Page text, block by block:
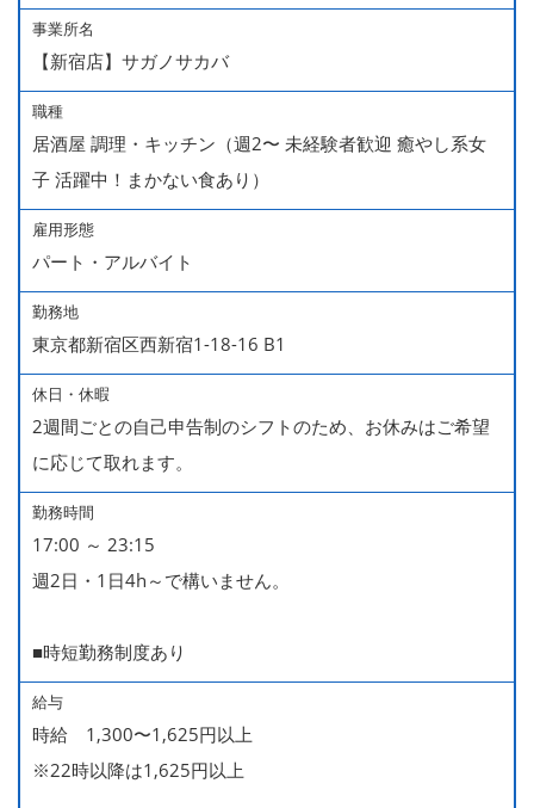
事業所名
【新宿店】サガノサカバ
職種
居酒屋 調理・キッチン（週2〜 未経験者歓迎 癒やし系女
子 活躍中！まかない食あり）
雇用形態
パート・アルバイト
勤務地
東京都新宿区西新宿1-18-16 B1
休日・休暇
2週間ごとの自己申告制のシフトのため、お休みはご希望
に応じて取れます。
勤務時間
17:00 ～ 23:15
週2日・1日4h～で構いません。
■時短勤務制度あり
給与
時給 1,300〜1,625円以上
※22時以降は1,625円以上